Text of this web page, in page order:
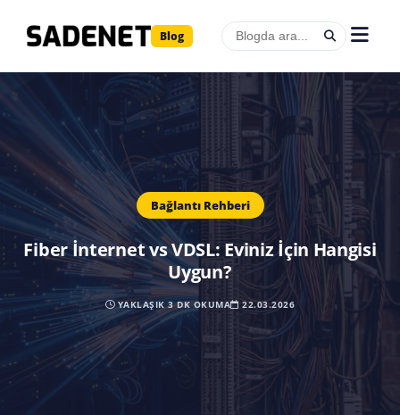
Blog
Bağlantı Rehberi
Fiber İnternet vs VDSL: Eviniz İçin Hangisi
Uygun?
YAKLAŞIK3DK OKUMA 22.03.2026